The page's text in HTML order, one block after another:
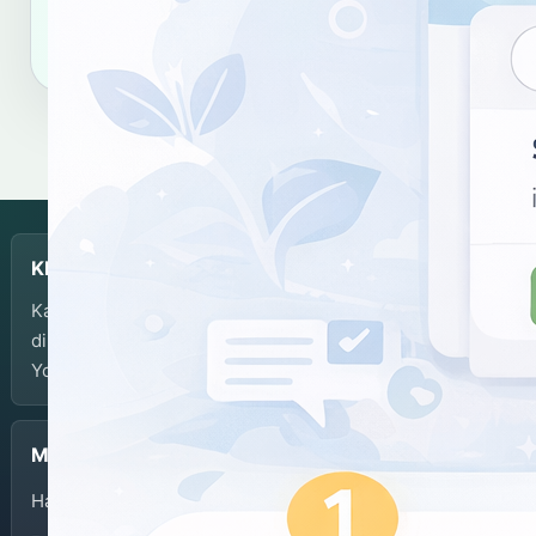
KBJI
Kamus Bahasa Jawa-Indonesia dikembangkan dan
dikelola oleh Balai Bahasa Provinsi Daerah Istimewa
Yogyakarta.
Menu
Halaman Depan